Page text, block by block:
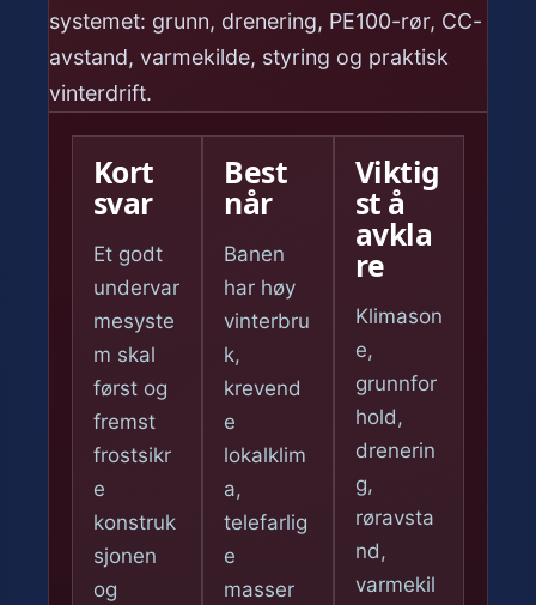
systemet: grunn, drenering, PE100-rør, CC-
avstand, varmekilde, styring og praktisk
vinterdrift.
Kort
svar
Et godt
undervar
mesyste
m skal
først og
fremst
frostsikr
e
konstruk
sjonen
og
Best
når
Banen
har høy
vinterbru
k,
krevend
e
lokalklim
a,
telefarlig
e
masser
Viktig
st å
avkla
re
Klimason
e,
grunnfor
hold,
drenerin
g,
røravsta
nd,
varmekil